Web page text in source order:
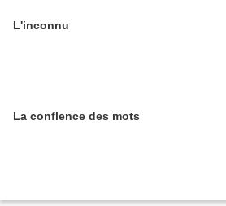
L'inconnu
La conflence des mots